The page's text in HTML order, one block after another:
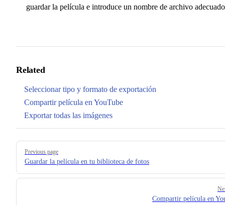
guardar la película e introduce un nombre de archivo
Related
Seleccionar tipo y formato de exportación
Compartir película en YouTube
Exportar todas las imágenes
Pager
Previous page
Guardar la película en tu biblioteca de fotos
Compartir película en